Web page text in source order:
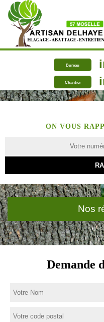
Bureau
Chantier
ON VOUS
Nos
Demande